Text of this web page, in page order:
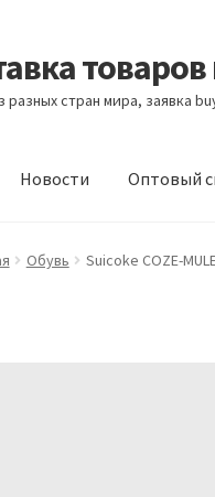
товаров
разных стран мира, заявка
Новости Оптовый
Контакты Корзина Мой
Обувь Suicoke COZE-